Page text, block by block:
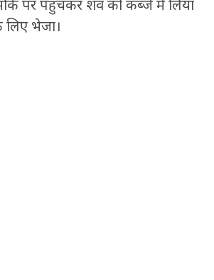
पर पहुंचकर शव को कब्जे में लिया
लिए भेजा।